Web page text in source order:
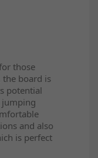
those
board is
potential
and also
is perfect